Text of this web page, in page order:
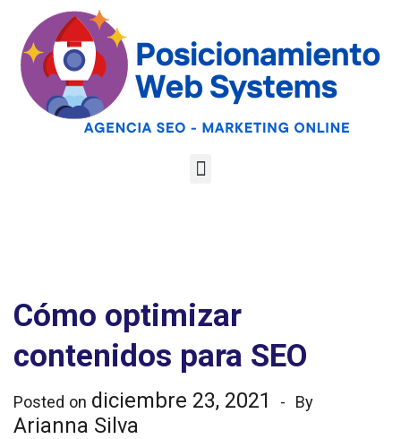
Cómo optimizar
contenidos para SEO
Posted on diciembre 23, 2021 By
Arianna Silva
Optimiza tu web
para las AI
Google
Overviews y los
LLMs
Analiza tu web gratis